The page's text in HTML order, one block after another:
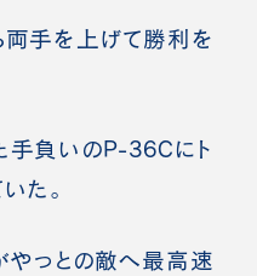
手を上げて勝利を
手負いのP-36Cにト
た。
っとの敵へ最高速